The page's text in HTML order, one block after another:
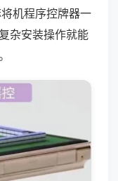
机程序控牌器一
杂安装操作就能